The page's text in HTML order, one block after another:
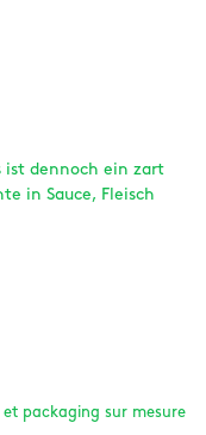
ist dennoch ein zart
in Sauce, Fleisch
packaging sur mesure